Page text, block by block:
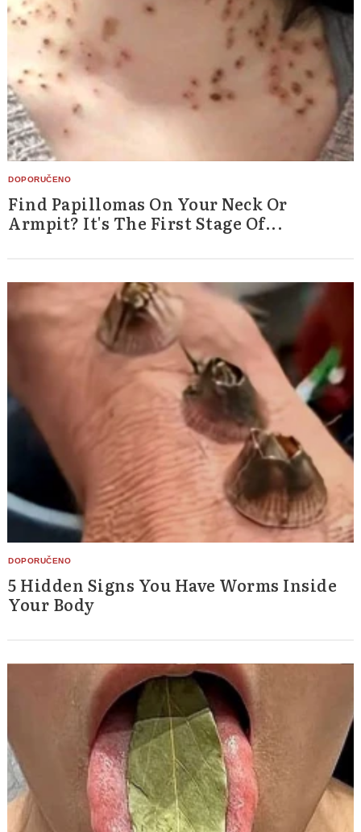
Find Papillomas On Your Neck Or
Armpit? It's The First Stage Of...
5 Hidden Signs You Have Worms Inside
Your Body